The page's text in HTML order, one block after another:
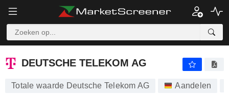
DEUTSCHE TELEKOM AG
DEUTSCHE TELEKOM AG
Totale waarde Deutsche Telekom AG Aandelen